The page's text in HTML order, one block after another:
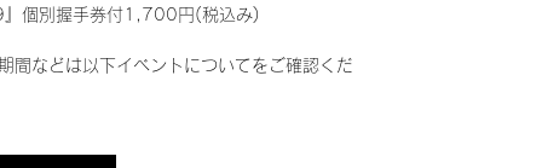
』個別握手券付1,700円(税込み)
間などは以下イベントについてをご確認くだ